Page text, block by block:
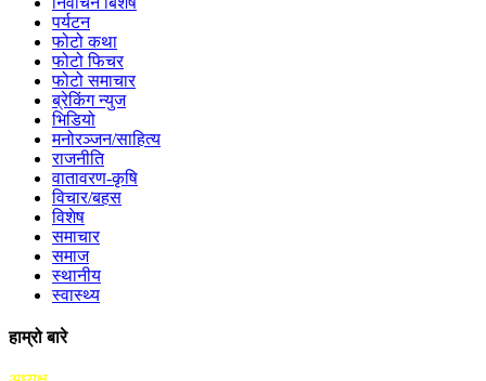
पर्यटन
फोटो कथा
फोटो फिचर
फोटो समाचार
ब्रेकिंग न्युज
भिडियो
मनोरञ्जन/साहित्य
राजनीति
वातावरण-कृषि
विचार/बहस
विशेष
समाचार
समाज
स्थानीय
स्वास्थ्य
हाम्रो बारे